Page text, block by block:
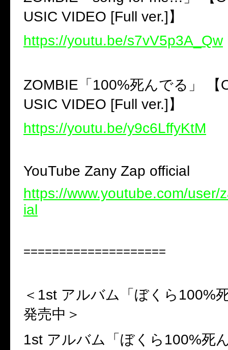
USIC VIDEO [Full ver.]】
https://youtu.be/s7vV5p3A_Qw
ZOMBIE「100%死んでる」 【
USIC VIDEO [Full ver.]】
https://youtu.be/y9c6LffyKtM
YouTube Zany Zap official
https://www.youtube.com/user/
ial
====================
＜1st アルバム「ぼくら100%
発売中＞
1st アルバム「ぼくら100%死